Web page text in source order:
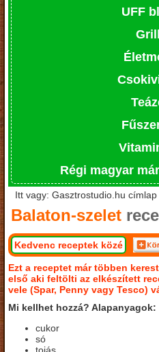
UFF
Grill
Régi magyar
Itt vagy: Gasztrostudio.hu címlap
Balaton-szelet
Kedvenc receptek közé
Ezt a receptet már többen
első aki feltölti az elkészített
vele (Spar, Penny vagy Tesco)
Mi kellhet hozzá? Alapanyagok:
cukor
só
tojás